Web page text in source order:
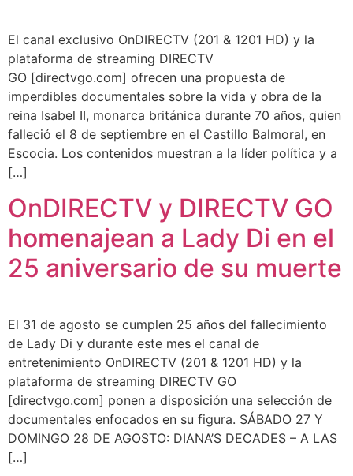
El canal exclusivo OnDIRECTV (201 & 1201 HD) y la
plataforma de streaming DIRECTV
GO [directvgo.com] ofrecen una propuesta de
imperdibles documentales sobre la vida y obra de la
reina Isabel II, monarca británica durante 70 años, quien
falleció el 8 de septiembre en el Castillo Balmoral, en
Escocia. Los contenidos muestran a la líder política y a
[…]
OnDIRECTV y DIRECTV GO
homenajean a Lady Di en el
25 aniversario de su muerte
El 31 de agosto se cumplen 25 años del fallecimiento
de Lady Di y durante este mes el canal de
entretenimiento OnDIRECTV (201 & 1201 HD) y la
plataforma de streaming DIRECTV GO
[directvgo.com] ponen a disposición una selección de
documentales enfocados en su figura. SÁBADO 27 Y
DOMINGO 28 DE AGOSTO: DIANA’S DECADES – A LAS
[…]